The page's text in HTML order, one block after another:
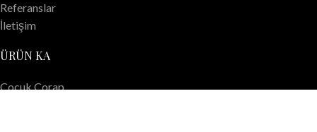
Referanslar
İletişim
ÜRÜN KA
Çocuk Çorap